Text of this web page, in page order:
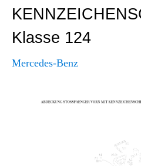
Klasse 124
Mercedes-Benz